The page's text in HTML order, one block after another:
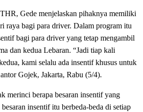
Gede menjelaskan pihaknya memiliki
raya bagi para driver. Dalam program itu
bagi para driver yang tetap mengambil
dan kedua Lebaran. “Jadi tiap kali
kami selalu ada insentif khusus untuk
Gojek, Jakarta, Rabu (5/4).
merinci berapa besaran insentif yang
insentif itu berbeda-beda di setiap